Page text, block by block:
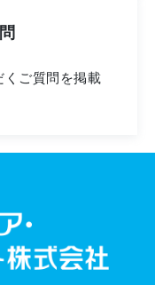
くご質問を掲載